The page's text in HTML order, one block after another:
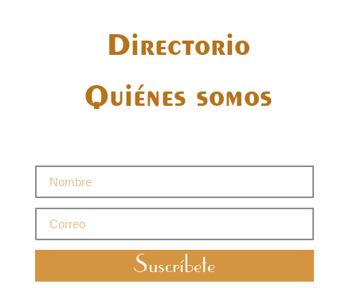
Directorio
Quiénes somos
Suscríbete